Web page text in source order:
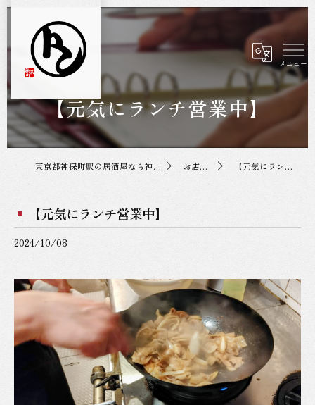
【元気にランチ営業中】
東京都神保町駅の居酒屋なら神保町トンちゃん お店の投稿 【元気にランチ営業中】
【元気にランチ営業中】
2024/10/08